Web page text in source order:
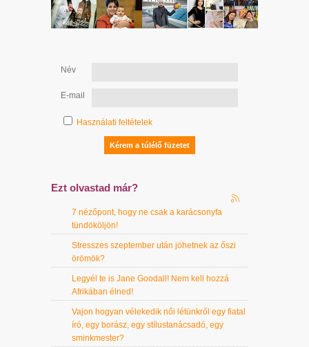
Név
E-mail
Használati feltételek
Ezt olvastad már?
7 nézőpont, hogy ne csak a karácsonyfa
tündököljön!
Stresszes szeptember után jöhetnek az őszi
örömök?
Legyél te is Jane Goodall! Nem kell hozzá
Afrikában élned!
Vajon hogyan vélekedik női létünkről egy fiatal
író, egy borász, egy stílustanácsadó, egy
sminkmester?